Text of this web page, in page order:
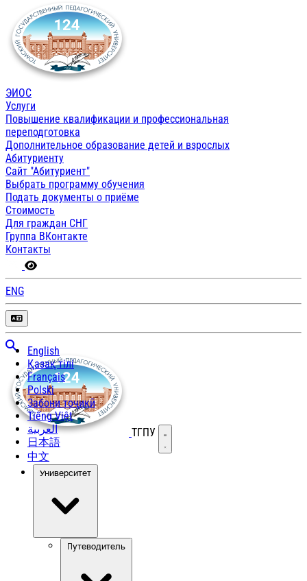
ЭИОС
Услуги
Повышение квалификации и профессиональная
переподготовка
Дополнительное образование детей и взрослых
Абитуриенту
Сайт "Абитуриент"
Выбрать программу обучения
Подать документы о приёме
Стоимость
Для граждан СНГ
Группа ВКонтакте
Контакты
ENG
English
Қазақ тілі
Français
Polski
Забони тоҷикӣ
Tiếng Việt
العربية
日本語
中文
ТГПУ Открыть меню
Университет
Путеводитель